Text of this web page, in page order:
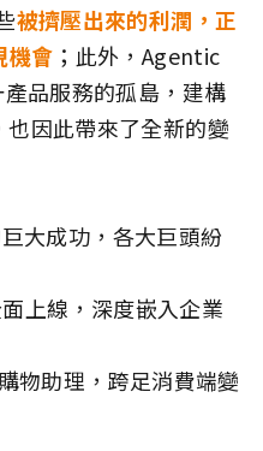
被擠壓出來的利潤，正
機會 ；此外，Agentic
品服務的孤島，建構
也因此帶來了全新的變
大成功，各大巨頭紛
上線，深度嵌入企業
物助理，跨足消費端變